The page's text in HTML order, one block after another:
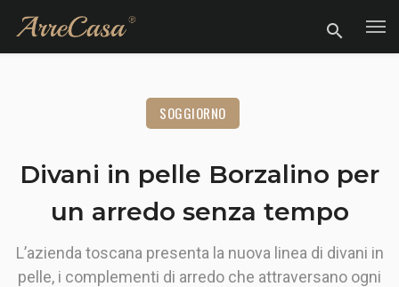
SOGGIORNO
Divani in pelle Borzalino per
un arredo senza tempo
L’azienda toscana presenta la nuova linea di divani in
pelle, i complementi di arredo che attraversano ogni